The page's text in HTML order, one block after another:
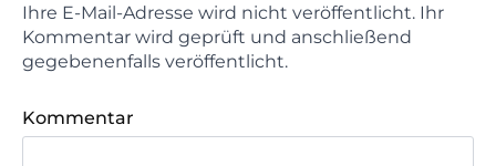
Ihre E-Mail-Adresse wird nicht veröffentlicht. Ihr
Kommentar wird geprüft und anschließend
gegebenenfalls veröffentlicht.
Kommentar